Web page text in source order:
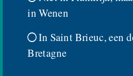
in Wenen
In Saint Brieuc, een
Bretagne